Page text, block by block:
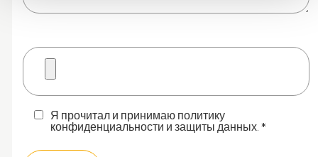
Я прочитал и принимаю политику
конфиденциальности и защиты данных. *